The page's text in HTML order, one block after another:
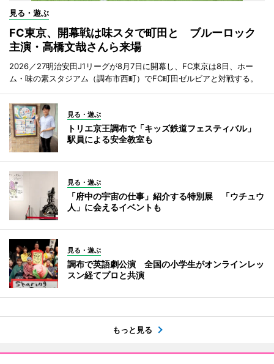
見る・遊ぶ
FC東京、開幕戦は味スタで町田と ブルーロック
主演・高橋文哉さんら来場
2026／27明治安田J1リーグが8月7日に開幕し、FC東京は8日、ホー
ム・味の素スタジアム（調布市西町）でFC町田ゼルビアと対戦する。
見る・遊ぶ
トリエ京王調布で「キッズ鉄道フェスティバル」
駅員による安全教室も
見る・遊ぶ
「府中の宇宙の仕事」紹介する特別展 「ウチュウ
人」に会えるイベントも
見る・遊ぶ
調布で英語劇公演 全国の小学生がオンラインレッ
スン経てプロと共演
もっと見る